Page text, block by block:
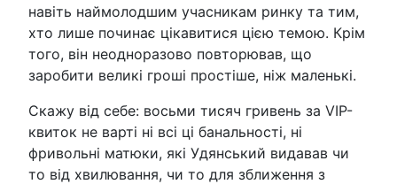
навіть наймолодшим учасникам ринку та тим,
хто лише починає цікавитися цією темою. Крім
того, він неодноразово повторював, що
заробити великі гроші простіше, ніж маленькі.
Скажу від себе: восьми тисяч гривень за VIP-
квиток не варті ні всі ці банальності, ні
фривольні матюки, які Удянський видавав чи
то від хвилювання, чи то для зближення з